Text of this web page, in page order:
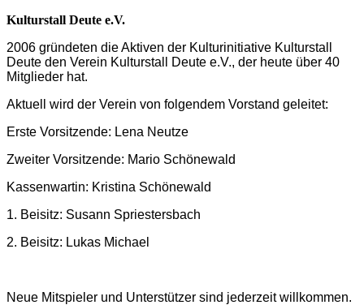
Kulturstall Deute e.V.
2006 gründeten die Aktiven der Kulturinitiative Kulturstall
Deute den Verein Kulturstall Deute e.V., der heute über 40
Mitglieder hat.
Aktuell wird der Verein von folgendem Vorstand geleitet:
Erste Vorsitzende: Lena Neutze
Zweiter Vorsitzende: Mario Schönewald
Kassenwartin: Kristina Schönewald
1. Beisitz: Susann Spriestersbach
2. Beisitz: Lukas Michael
Neue Mitspieler und Unterstützer sind jederzeit willkommen.